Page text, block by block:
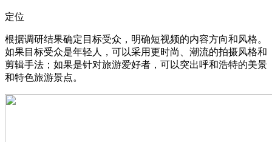
定位
根据调研结果确定目标受众，明确短视频的内容方向和风格。
如果目标受众是年轻人，可以采用更时尚、潮流的拍摄风格和
剪辑手法；如果是针对旅游爱好者，可以突出呼和浩特的美景
和特色旅游景点。